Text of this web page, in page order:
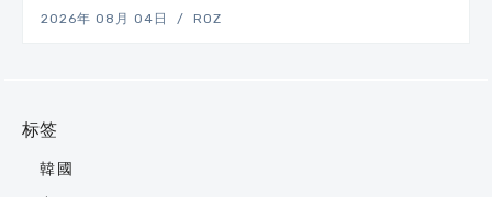
2026年 08月 04日 ROZ
标签
韓國